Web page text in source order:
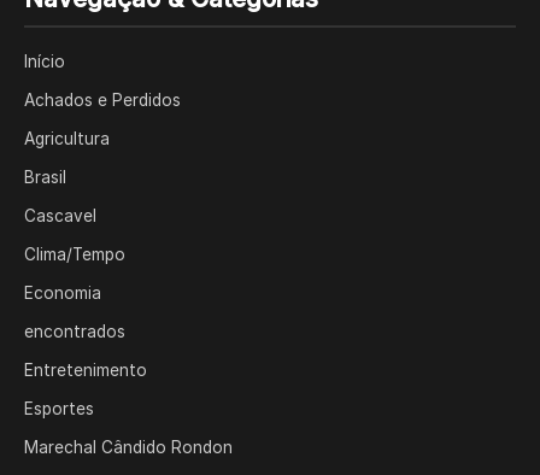
Início
Achados e Perdidos
Agricultura
Brasil
Cascavel
Clima/Tempo
Economia
encontrados
Entretenimento
Esportes
Marechal Cândido Rondon